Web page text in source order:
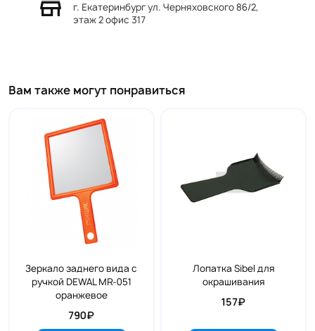
г. Екатеринбург ул. Черняховского 86/2,
этаж 2 офис 317
Вам также могут понравиться
Зеркало заднего вида с
ручкой DEWAL MR-051
оранжевое
790₽
Лопатка Sibel для
окрашивания
157₽